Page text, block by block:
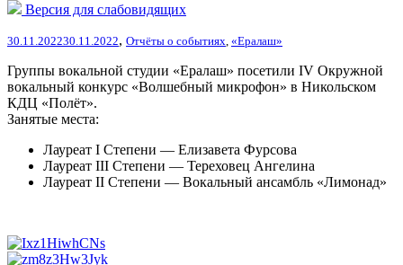
Версия для слабовидящих
30.11.202230.11.2022, Отчёты о событиях «Ералаш»
Группы вокальной студии «Ералаш» посетили IV Окружной
вокальный конкурс «Волшебный микрофон» в Никольском
КДЦ «Полёт».
Занятые места:
Лауреат I Степени — Елизавета Фурсова
Лауреат III Степени — Тереховец Ангелина
Лауреат II Степени — Вокальный ансамбль «Лимонад»